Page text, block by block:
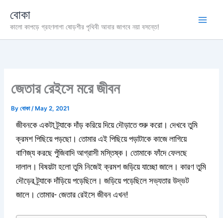
content
বোকা
কালো কাপড়ে গ্রহণলাগা ষোড়শীর পৃথিবী আবার জাগবে নয়া বসন্তে!
জেতার রেইসে মরে জীবন
Byবোকা/ May 2, 2021
জীবনকে একটা ট্র্যাকে দাঁড় করিয়ে দিয়ে দৌড়াতে শুরু করো। দেখবে তুমি
ক্রমশ পিছিয়ে পড়ছো। তোমার এই পিছিয়ে পড়াটাকে কাজে লাগিয়ে
বাণিজ্য করছে পুঁজিবাদি আগ্রাসী মস্তিষ্ক। তোমাকে ফাঁদে ফেলছে
দালাল। বিষয়টা হলো তুমি নিজেই ক্রমশ জড়িয়ে যাচ্ছো জালে। কারণ তুমি
দৌড়ের ট্র্যাকে দাঁড়িয়ে পড়েছিলে। জড়িয়ে পড়েছিলে সভ্যতার উদ্ভট
জালে। তোমার- জেতার রেইসে জীবন এখন!